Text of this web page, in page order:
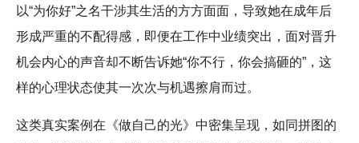
以“为你好”之名干涉其生活的方方面面，导致她在成年后
形成严重的不配得感，即便在工作中业绩突出，面对晋升
机会内心的声音却不断告诉她“你不行，你会搞砸的”，这
样的心理状态使其一次次与机遇擦肩而过。
这类真实案例在《做自己的光》中密集呈现，如同拼图的